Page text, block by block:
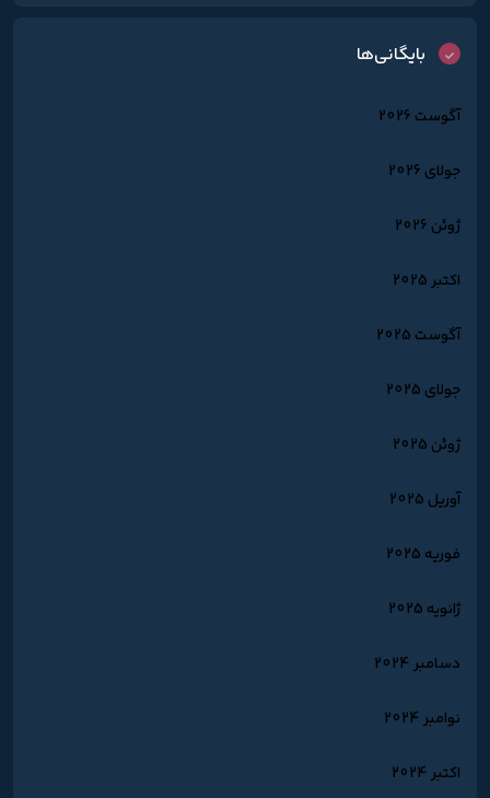
بایگانی‌ها
آگوست 2026
جولای 2026
ژوئن 2026
اکتبر 2025
آگوست 2025
جولای 2025
ژوئن 2025
آوریل 2025
فوریه 2025
ژانویه 2025
دسامبر 2024
نوامبر 2024
اکتبر 2024